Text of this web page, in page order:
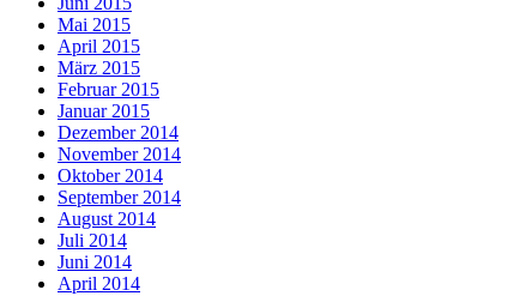
Mai 2015
April 2015
März 2015
Februar 2015
Januar 2015
Dezember 2014
November 2014
Oktober 2014
September 2014
August 2014
Juli 2014
Juni 2014
April 2014